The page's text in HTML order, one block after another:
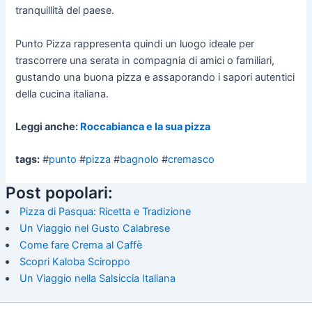
tranquillità del paese.
Punto Pizza rappresenta quindi un luogo ideale per
trascorrere una serata in compagnia di amici o familiari,
gustando una buona pizza e assaporando i sapori autentici
della cucina italiana.
Leggi anche: Roccabianca e la sua pizza
tags: #punto #pizza #bagnolo #cremasco
Post popolari:
Pizza di Pasqua: Ricetta e Tradizione
Un Viaggio nel Gusto Calabrese
Come fare Crema al Caffè
Scopri Kaloba Sciroppo
Un Viaggio nella Salsiccia Italiana